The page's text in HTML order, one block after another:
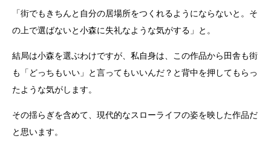
「街でもきちんと自分の居場所をつくれるようにならないと。そ
の上で選ばないと小森に失礼なような気がする」と。
結局は小森を選ぶわけですが、私自身は、この作品から田舎も街
も「どっちもいい」と言ってもいいんだ？と背中を押してもらっ
たような気がします。
その揺らぎを含めて、現代的なスローライフの姿を映した作品だ
と思います。